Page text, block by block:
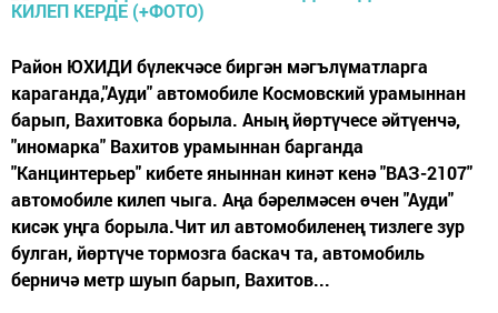
Район ЮХИДИ бүлекчәсе биргән мәгълүматларга
караганда,"Ауди" автомобиле Космовский урамыннан
барып, Вахитовка борыла. Аның йөртүчесе әйтүенчә,
"иномарка" Вахитов урамыннан барганда
"Канцинтерьер" кибете яныннан кинәт кенә "ВАЗ-2107"
автомобиле килеп чыга. Аңа бәрелмәсен өчен "Ауди"
кисәк уңга борыла.Чит ил автомобиленең тизлеге зур
булган, йөртүче тормозга баскач та, автомобиль
берничә метр шуып барып, Вахитов...